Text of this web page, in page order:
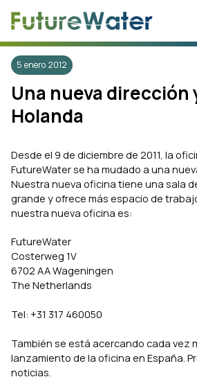
5 enero 2012
Una nueva dirección
Holanda
Desde el 9 de diciembre de 2011, la
FutureWater se ha mudado a una
Nuestra nueva oficina tiene una sala
grande y ofrece más espacio de
nuestra nueva oficina es:
FutureWater
Costerweg 1V
6702 AA Wageningen
The Netherlands
Tel: +31 317 460050
También se está acercando cada vez
lanzamiento de la oficina en España.
noticias.